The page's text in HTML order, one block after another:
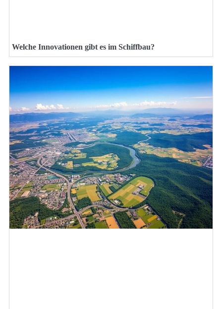
Welche Innovationen gibt es im Schiffbau?